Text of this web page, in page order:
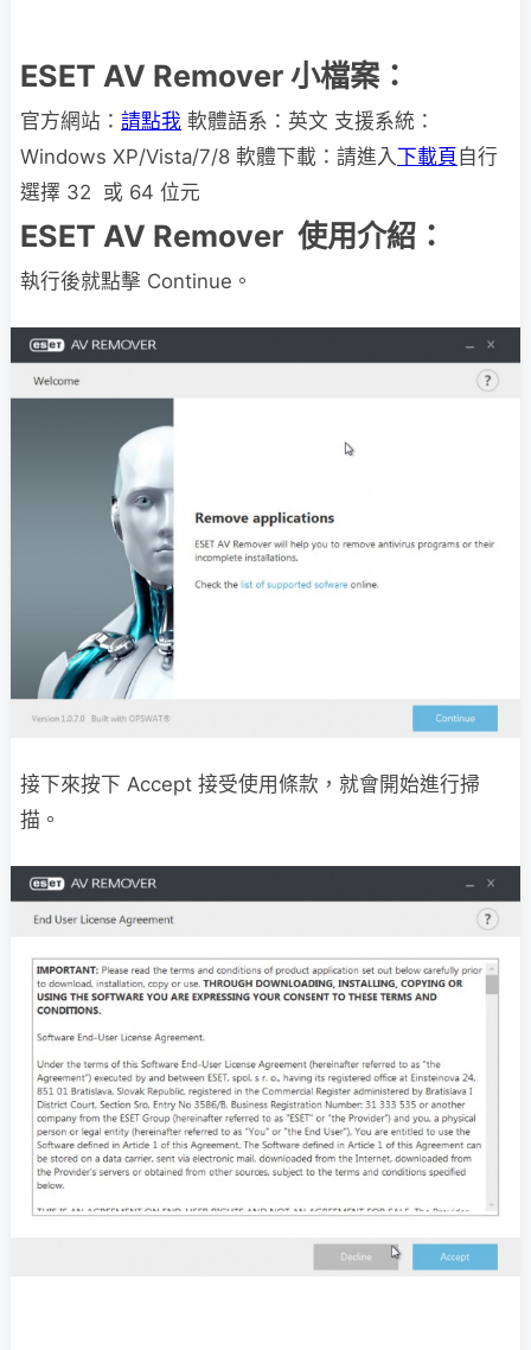
ESET AV Remover 小檔案：
官方網站： 請點我 軟體語系：英文 支援系統：
Windows XP/Vista/7/8 軟體下載：請進入下載頁 自行
選擇 32 或 64 位元
ESET AV Remover 使用介紹：
執行後就點擊 Continue。
接下來按下 Accept 接受使用條款，就會開始進行掃
描。